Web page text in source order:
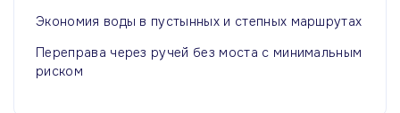
Экономия воды в пустынных и степных маршрутах
Переправа через ручей без моста с минимальным
риском